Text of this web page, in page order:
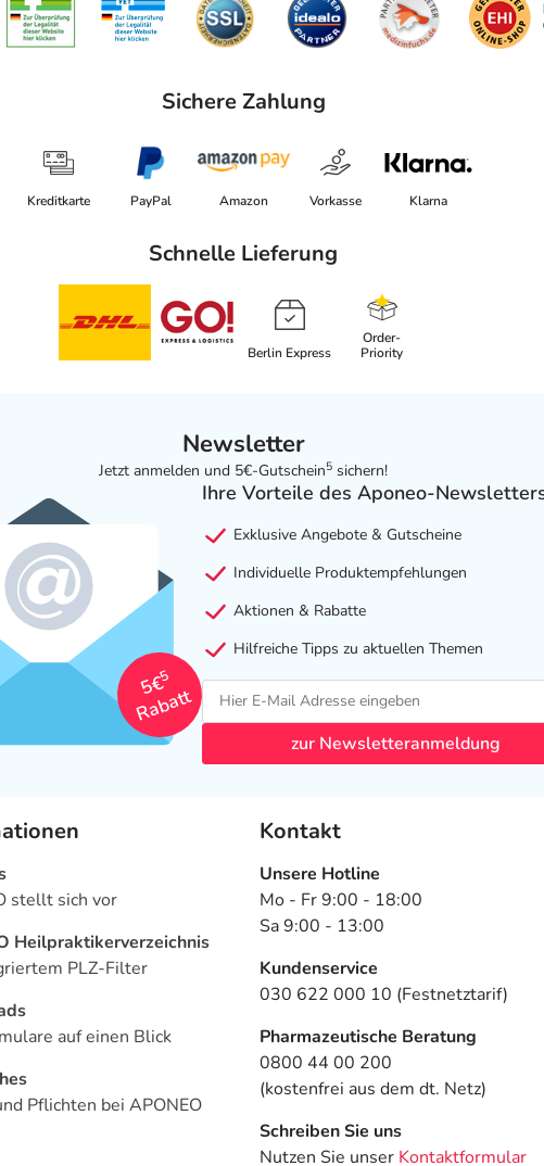
Sichere Zahlung
Kreditkarte PayPal Amazon Vorkasse Klarna
Schnelle Lieferung
Berlin Express
Order-
Priority
Newsletter
Jetzt anmelden und 5€-Gutschein5 sichern!
5€
5
Rabatt
Ihre Vorteile des Aponeo-
Exklusive Angebote & Gutscheine
Individuelle Produktempfehlungen
Aktionen & Rabatte
Hilfreiche Tipps zu aktuellen Themen
zur Newsletteranmeldung
stellt sich vor
Heilpraktikerverzeichnis
PLZ-Filter
auf einen Blick
Pflichten bei APONEO
Kontakt
Unsere Hotline
Mo - Fr 9:00 - 18:00
Sa 9:00 - 13:00
Kundenservice
030 622 000 10 (Festnetztarif)
Pharmazeutische Beratung
0800 44 00 200
(kostenfrei aus dem dt. Netz)
Schreiben Sie uns
Nutzen Sie unser Kontaktformular